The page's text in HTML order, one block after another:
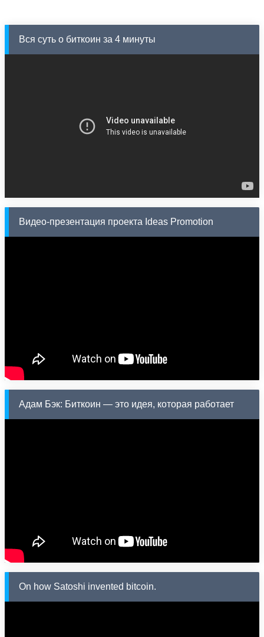
Вся суть о биткоин за 4 минуты
Видео-презентация проекта Ideas Promotion
Адам Бэк: Биткоин — это идея, которая работает
On how Satoshi invented bitcoin.